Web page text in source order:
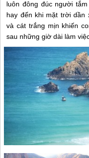
luôn đông đúc người
hay đến khi mặt trời dần
và cát trắng mịn khiến
sau những giờ dài làm